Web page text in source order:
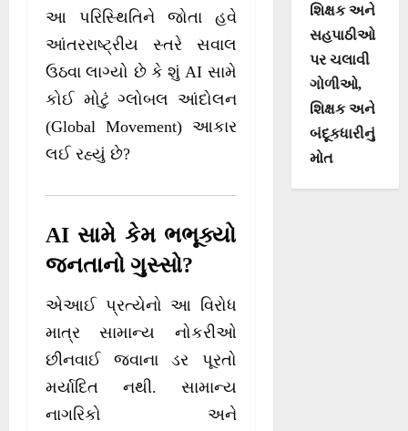
આ પરિસ્થિતિને જોતા હવે
આંતરરાષ્ટ્રીય સ્તરે સવાલ
ઉઠવા લાગ્યો છે કે શું AI સામે
કોઈ મોટું ગ્લોબલ આંદોલન
(Global Movement) આકાર
લઈ રહ્યું છે?
AI સામે કેમ ભભૂક્યો
જનતાનો ગુસ્સો?
એઆઈ પ્રત્યેનો આ વિરોધ
માત્ર સામાન્ય નોકરીઓ
છીનવાઈ જવાના ડર પૂરતો
મર્યાદિત નથી. સામાન્ય
નાગરિકો અને
શિક્ષક અને
સહપાઠીઓ
પર ચલાવી
ગોળીઓ,
શિક્ષક અને
બંદૂકધારીનું
મોત